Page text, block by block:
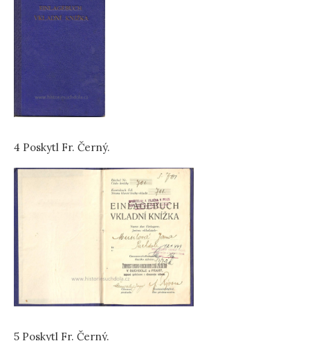
4 Poskytl Fr. Černý.
5 Poskytl Fr. Černý.